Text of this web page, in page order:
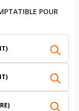
POUR